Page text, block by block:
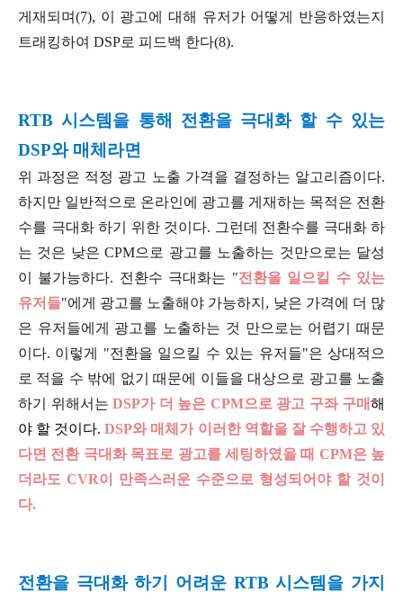
게재되며(7), 이 광고에 대해 유저가 어떻게 반응하였는지
트래킹하여 DSP로 피드백 한다(8).
RTB 시스템을 통해 전환을 극대화 할 수 있는
DSP와 매체라면
위 과정은 적정 광고 노출 가격을 결정하는 알고리즘이다.
하지만 일반적으로 온라인에 광고를 게재하는 목적은 전환
수를 극대화 하기 위한 것이다. 그런데 전환수를 극대화 하
는 것은 낮은 CPM으로 광고를 노출하는 것만으로는 달성
이 불가능하다. 전환수 극대화는 "전환을 일으킬 수 있는
유저들"에게 광고를 노출해야 가능하지, 낮은 가격에 더 많
은 유저들에게 광고를 노출하는 것 만으로는 어렵기 때문
이다. 이렇게 "전환을 일으킬 수 있는 유저들"은 상대적으
로 적을 수 밖에 없기 때문에 이들을 대상으로 광고를 노출
하기 위해서는 DSP가 더 높은 CPM으로 광고 구좌 구매해
야 할 것이다. DSP와 매체가 이러한 역할을 잘 수행하고 있
다면 전환 극대화 목표로 광고를 세팅하였을 때 CPM은 높
더라도 CVR이 만족스러운 수준으로 형성되어야 할 것이
다.
전환을 극대화 하기 어려운 RTB 시스템을 가지